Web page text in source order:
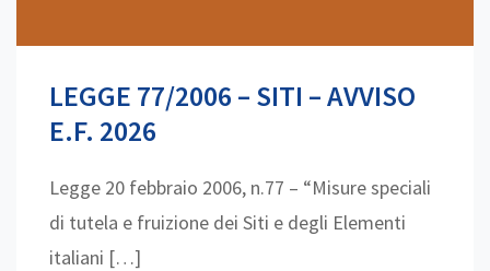
LEGGE 77/2006 – SITI – AVVISO
E.F. 2026
Legge 20 febbraio 2006, n.77 – “Misure speciali
di tutela e fruizione dei Siti e degli Elementi
italiani […]